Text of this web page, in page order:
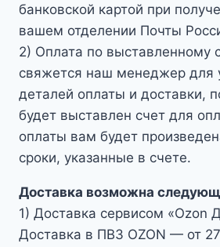
банковской картой при
вашем отделении Почты
2) Оплата по выставленному
свяжется наш менеджер для
деталей оплаты и доставки,
будет выставлен счет для
оплаты вам будет
сроки, указанные в счете.
Доставка возможна
1) Доставка сервисом «Ozon
Доставка в ПВЗ OZON — от